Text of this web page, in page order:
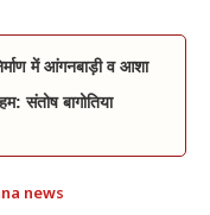
में आंगनबाड़ी व आशा
संतोष बागोतिया
news